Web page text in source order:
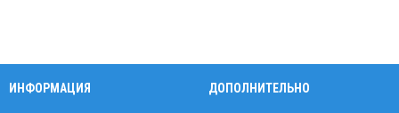
ИНФОРМАЦИЯ ДОПОЛНИТЕЛЬНО